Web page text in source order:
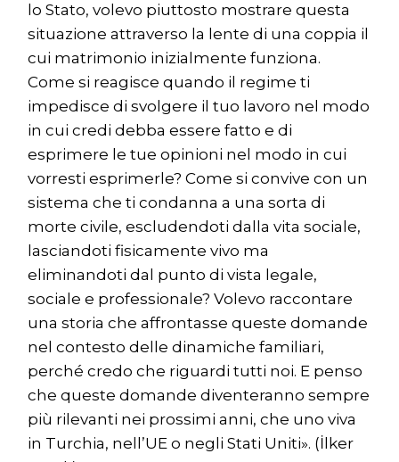
lo Stato, volevo piuttosto mostrare questa
situazione attraverso la lente di una coppia il
cui matrimonio inizialmente funziona.
Come si reagisce quando il regime ti
impedisce di svolgere il tuo lavoro nel modo
in cui credi debba essere fatto e di
esprimere le tue opinioni nel modo in cui
vorresti esprimerle? Come si convive con un
sistema che ti condanna a una sorta di
morte civile, escludendoti dalla vita sociale,
lasciandoti fisicamente vivo ma
eliminandoti dal punto di vista legale,
sociale e professionale? Volevo raccontare
una storia che affrontasse queste domande
nel contesto delle dinamiche familiari,
perché credo che riguardi tutti noi. E penso
che queste domande diventeranno sempre
più rilevanti nei prossimi anni, che uno viva
in Turchia, nell’UE o negli Stati Uniti». (İlker